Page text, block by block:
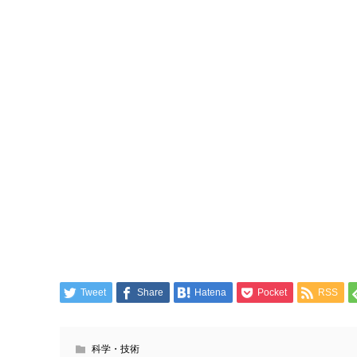
Tweet Share Hatena Pocket RSS
科学・技術